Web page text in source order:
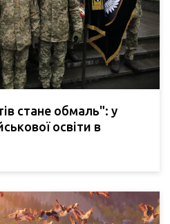
стане обмаль": у
освіти в